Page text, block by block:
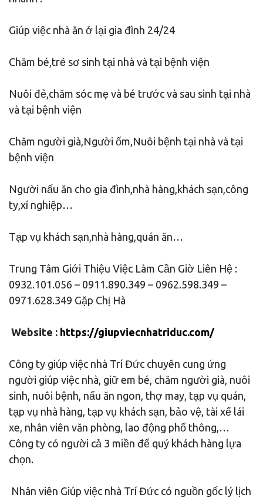
Giúp việc nhà ăn ở lại gia đình 24/24
Chăm bé,trẻ sơ sinh tại nhà và tại bệnh viện
Nuôi đẻ,chăm sóc mẹ và bé trước và sau sinh tại nhà
và tại bệnh viện
Chăm người già,Người ốm,Nuôi bệnh tại nhà và tại
bệnh viện
Người nấu ăn cho gia đình,nhà hàng,khách sạn,công
ty,xí nghiệp…
Tạp vụ khách sạn,nhà hàng,quán ăn…
Trung Tâm Giới Thiệu Việc Làm Cần Giờ Liên Hệ :
0932.101.056 – 0911.890.349 – 0962.598.349 –
0971.628.349 Gặp Chị Hà
Website : https://giupviecnhatriduc.com/
Công ty giúp việc nhà Trí Đức chuyên cung ứng
người giúp việc nhà, giữ em bé, chăm người già, nuôi
sinh, nuôi bệnh, nấu ăn ngon, thợ may, tạp vụ quán,
tạp vụ nhà hàng, tạp vụ khách sạn, bảo vệ, tài xế lái
xe, nhân viên văn phòng, lao động phổ thông,…
Công ty có người cả 3 miền để quý khách hàng lựa
chọn.
Nhân viên Giúp việc nhà Trí Đức có nguồn gốc lý lịch